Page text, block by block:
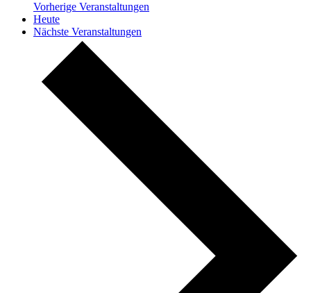
Vorherige Veranstaltungen
Heute
Nächste Veranstaltungen